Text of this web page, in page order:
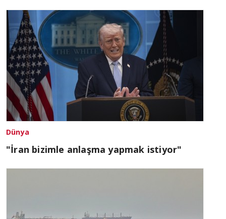
Dünya
"İran bizimle anlaşma yapmak istiyor"